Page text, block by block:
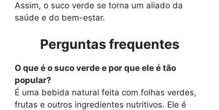
Assim, o suco verde se torna um aliado da
saúde e do bem-estar.
Perguntas frequentes
O que é o suco verde e por que ele é tão
popular?
É uma bebida natural feita com folhas verdes,
frutas e outros ingredientes nutritivos. Ele é